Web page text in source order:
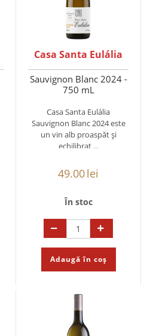
Casa Santa Eulália
Sauvignon Blanc 2024 -
750 mL
Casa Santa Eulália
Sauvignon Blanc 2024 este
un vin alb proaspăt și
echilibrat ...
49.00lei
În stoc
Adaugă în coș